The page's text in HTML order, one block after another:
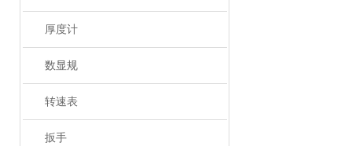
厚度计
数显规
转速表
扳手